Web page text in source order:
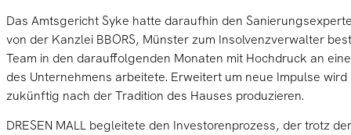
Das Amtsgericht Syke hatte daraufhin den
von der Kanzlei BBORS, Münster zum Insolvenzverwalter
Team in den darauffolgenden Monaten mit Hochdruck an
des Unternehmens arbeitete. Erweitert um neue Impulse
zukünftig nach der Tradition des Hauses produzieren.
DRESEN MALL begleitete den Investorenprozess, der trotz